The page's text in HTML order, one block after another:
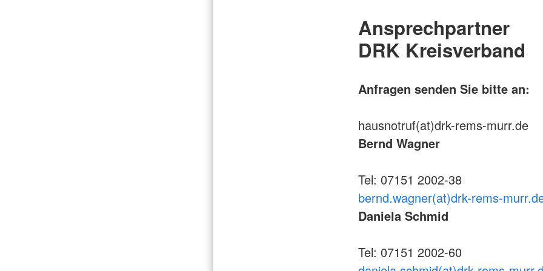
Ansprechpartner
DRK Kreisverband
Anfragen senden Sie bitte an:
hausnotruf(at)drk-rems-murr.de
Bernd Wagner
Tel: 07151 2002-38
bernd.wagner(at)drk-rems-
Daniela Schmid
Tel: 07151 2002-60